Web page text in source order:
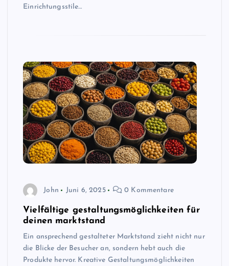
Einrichtungsstile…
John Juni 6, 2025 0 Kommentare
Vielfältige gestaltungsmöglichkeiten für
deinen marktstand
Ein ansprechend gestalteter Marktstand zieht nicht nur
die Blicke der Besucher an, sondern hebt auch die
Produkte hervor. Kreative Gestaltungsmöglichkeiten